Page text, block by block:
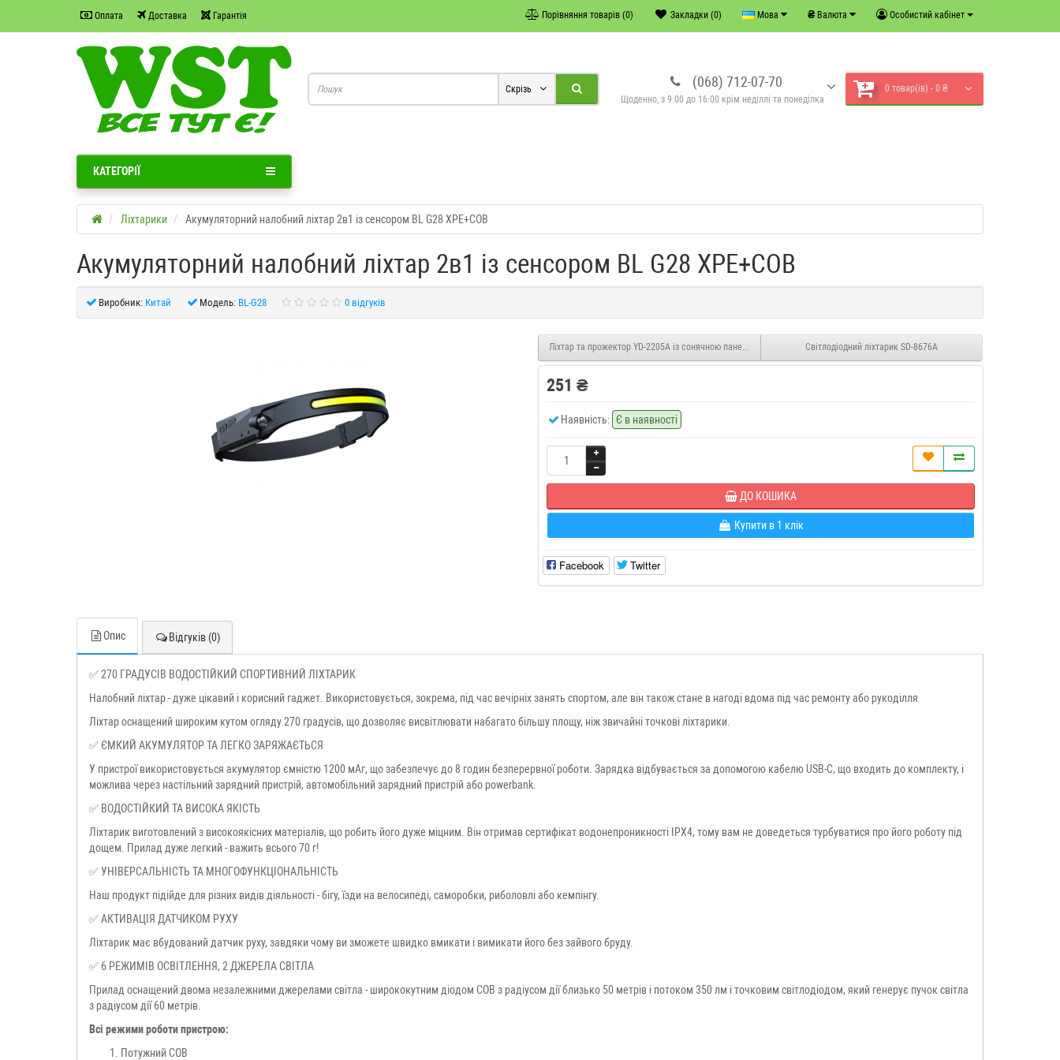
Оплата Доставка Гарантія Особистий кабінет
₴ Валюта
Мова
Закладки (0)
Порівняння товарів (0)
(068) 712-07-70
Щоденно, з 9:00 до 16:00 крім неділлі та понеділка
0 товар(ів) - 0 ₴
Скрізь
КАТЕГОРІЇ
Ліхтарики Акумуляторний налобний ліхтар 2в1 із сенсором BL G28 XPE+COB
Акумуляторний налобний ліхтар 2в1 із сенсором BL G28 XPE+COB
Виробник: Китай Модель: BL-G28 0 відгуків
Ліхтар та прожектор YD-2205A із сонячною панеллю Світлодіодний ліхтарик SD-8676A
251 ₴
Наявність: Є в наявності
ДО КОШИКА
Купити в 1 клік
Facebook Twitter
Опис Відгуків (0)
✅ 270 ГРАДУСІВ ВОДОСТІЙКИЙ СПОРТИВНИЙ ЛІХТАРИК
Налобний ліхтар - дуже цікавий і корисний гаджет. Використовується, зокрема, під час вечірніх занять спортом, але він також стане в нагоді вдома під час ремонту або рукоділля
Ліхтар оснащений широким кутом огляду 270 градусів, що дозволяє висвітлювати набагато більшу площу, ніж звичайні точкові ліхтарики.
✅ ЄМКИЙ АКУМУЛЯТОР ТА ЛЕГКО ЗАРЯЖАЄТЬСЯ
У пристрої використовується акумулятор ємністю 1200 мАг, що забезпечує до 8 годин безперервної роботи. Зарядка відбувається за допомогою кабелю USB-C, що входить до комплекту, і
можлива через настільний зарядний пристрій, автомобільний зарядний пристрій або powerbank.
✅ ВОДОСТІЙКИЙ ТА ВИСОКА ЯКІСТЬ
Ліхтарик виготовлений з високоякісних матеріалів, що робить його дуже міцним. Він отримав сертифікат водонепроникності IPX4, тому вам не доведеться турбуватися про його роботу під
дощем. Прилад дуже легкий - важить всього 70 г!
✅ УНІВЕРСАЛЬНІСТЬ ТА МНОГОФУНКЦІОНАЛЬНІСТЬ
Наш продукт підійде для різних видів діяльності - бігу, їзди на велосипеді, саморобки, риболовлі або кемпінгу.
✅ АКТИВАЦІЯ ДАТЧИКОМ РУХУ
Ліхтарик має вбудований датчик руху, завдяки чому ви зможете швидко вмикати і вимикати його без зайвого бруду.
✅ 6 РЕЖИМІВ ОСВІТЛЕННЯ, 2 ДЖЕРЕЛА СВІТЛА
Прилад оснащений двома незалежними джерелами світла - ширококутним діодом COB з радіусом дії близько 50 метрів і потоком 350 лм і точковим світлодіодом, який генерує пучок світла
з радіусом дії 60 метрів.
Всі режими роботи пристрою:
Потужний COB